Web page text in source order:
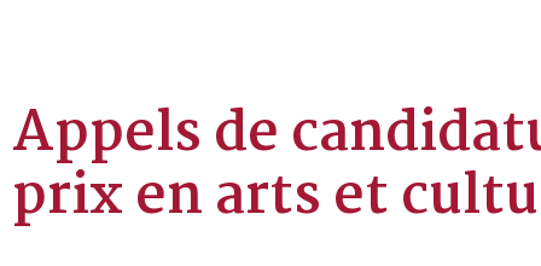
Appels de
prix en arts et